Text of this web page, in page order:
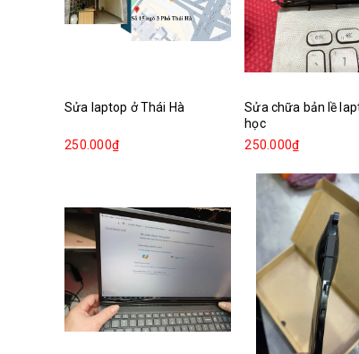
Sửa laptop ở Thái Hà
250.000₫
Sửa chữa bản lề
học
250.000₫